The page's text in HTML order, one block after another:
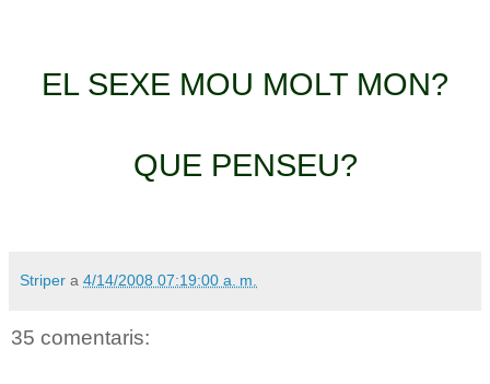
EL SEXE MOU MOLT MON?
QUE PENSEU?
Striper a 4/14/2008 07:19:00 a. m.
35 comentaris: